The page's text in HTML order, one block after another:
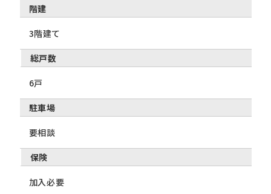
階建
3階建て
総戸数
6戸
駐車場
要相談
保険
加入必要